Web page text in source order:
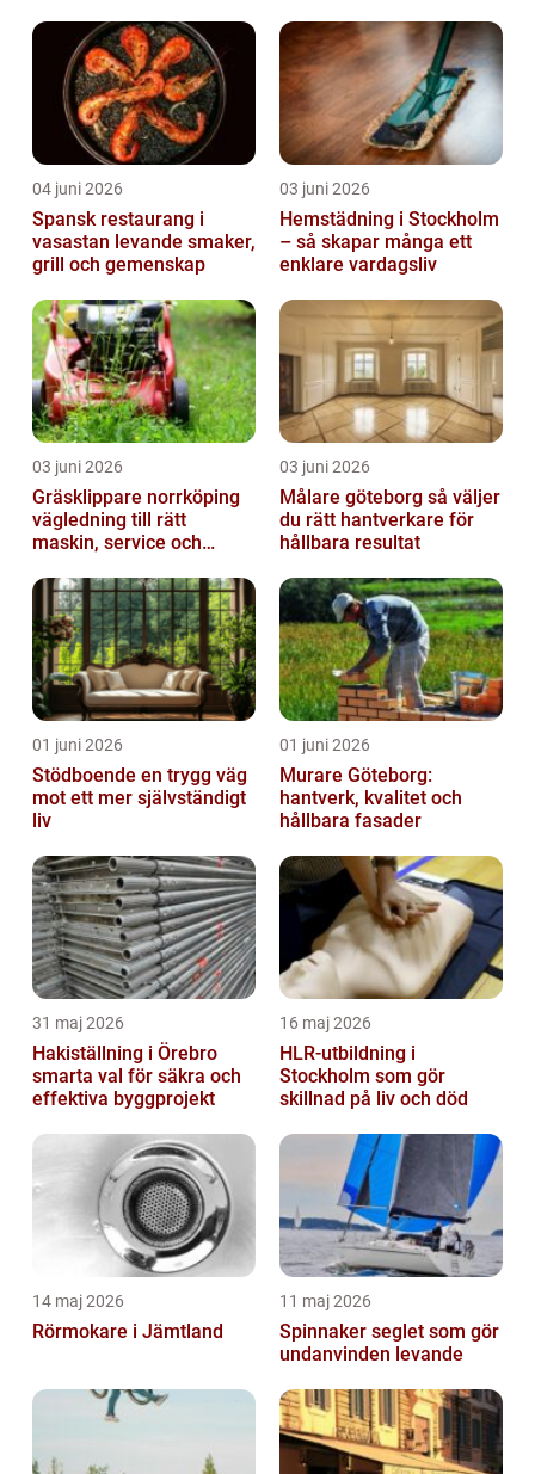
04 juni 2026
Spansk restaurang i
vasastan levande smaker,
grill och gemenskap
03 juni 2026
Hemstädning i Stockholm
– så skapar många ett
enklare vardagsliv
03 juni 2026
Gräsklippare norrköping
vägledning till rätt
maskin, service och
03 juni 2026
Målare göteborg så väljer
du rätt hantverkare för
hållbara resultat
01 juni 2026
Stödboende en trygg väg
mot ett mer självständigt
liv
01 juni 2026
Murare Göteborg:
hantverk, kvalitet och
hållbara fasader
31 maj 2026
Hakiställning i Örebro
smarta val för säkra och
effektiva byggprojekt
16 maj 2026
HLR-utbildning i
Stockholm som gör
skillnad på liv och död
14 maj 2026
Rörmokare i Jämtland
11 maj 2026
Spinnaker seglet som gör
undanvinden levande